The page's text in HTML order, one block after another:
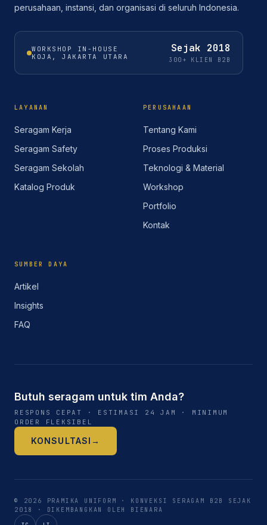
perusahaan, instansi, dan organisasi di seluruh Indonesia.
WORKSHOP IN-HOUSE
KOJA, JAKARTA UTARA
Sejak 2018
300+ KLIEN B2B
LAYANAN
Seragam Kerja
Seragam Safety
Seragam Sekolah
Katalog Produk
PERUSAHAAN
Tentang Kami
Proses Produksi
Teknologi & Material
Workshop
Portfolio
Kontak
SUMBER DAYA
Artikel
Insights
FAQ
Butuh seragam untuk tim Anda?
RESPONS CEPAT · ESTIMASI 24 JAM · MINIMUM
ORDER FLEKSIBEL
KONSULTASI →
© 2026 PRAMIKA UNIFORM
· KONVEKSI SERAGAM B2B SEJAK
2018
·
DIKEMBANGKAN OLEH BIENARA